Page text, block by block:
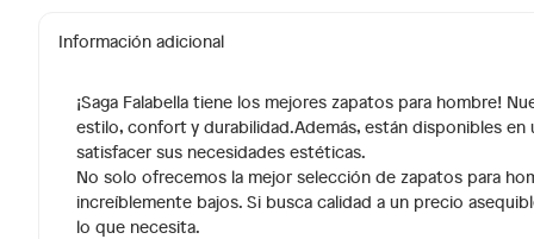
Información adicional
¡Saga Falabella tiene los mejores zapatos para hombre!
estilo, confort y durabilidad.Además, están disponibles
satisfacer sus necesidades estéticas.
No solo ofrecemos la mejor selección de zapatos para
increíblemente bajos. Si busca calidad a un precio
lo que necesita.